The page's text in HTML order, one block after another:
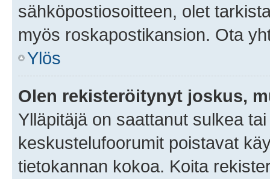
sähköpostiosoitteen, olet
myös roskapostikansion. Ota
Ylös
Olen rekisteröitynyt joskus,
Ylläpitäjä on saattanut sulkea
keskustelufoorumit poistavat
tietokannan kokoa. Koita